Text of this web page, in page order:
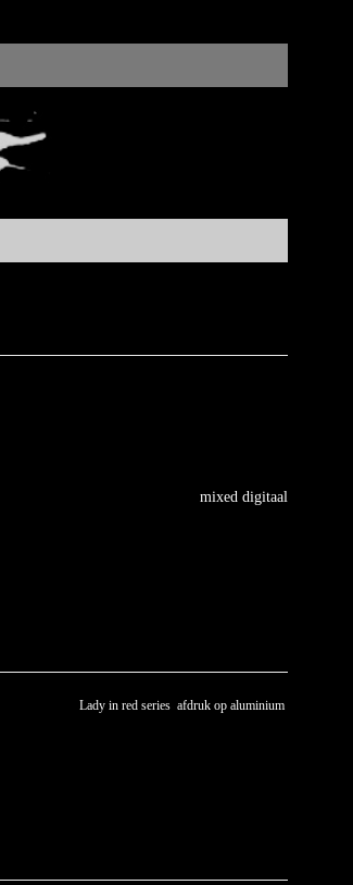
mixed digitaal
Lady in red series afdruk op aluminium